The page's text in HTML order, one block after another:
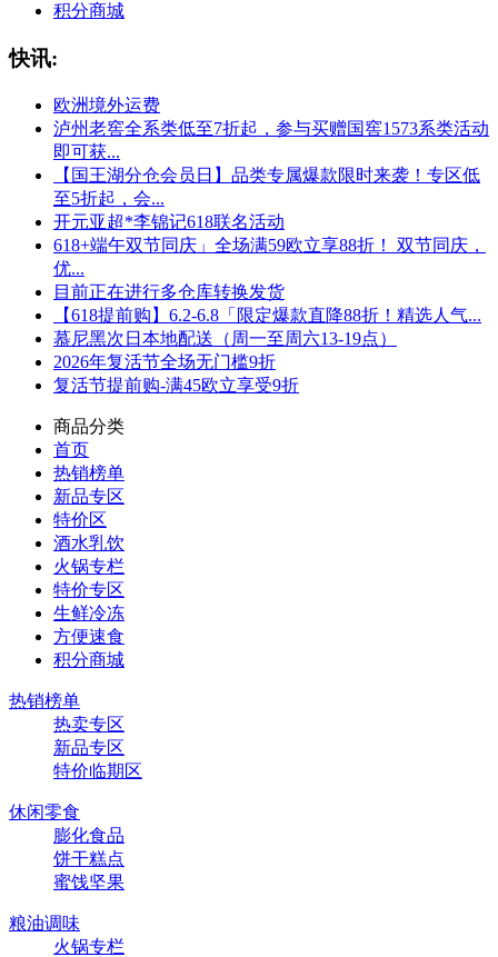
积分商城
快讯:
欧洲境外运费
泸州老窖全系类低至7折起，参与买赠国窖1573系类活动
即可获...
【国王湖分仓会员日】品类专属爆款限时来袭！专区低
至5折起，会...
开元亚超*李锦记618联名活动
618+端午双节同庆」全场满59欧立享88折！ 双节同庆，
优...
目前正在进行多仓库转换发货
【618提前购】6.2-6.8「限定爆款直降88折！精选人气...
慕尼黑次日本地配送（周一至周六13-19点）
2026年复活节全场无门槛9折
复活节提前购-满45欧立享受9折
商品分类
首页
热销榜单
新品专区
特价区
酒水乳饮
火锅专栏
特价专区
生鲜冷冻
方便速食
积分商城
热销榜单
热卖专区
新品专区
特价临期区
休闲零食
膨化食品
饼干糕点
蜜饯坚果
粮油调味
火锅专栏